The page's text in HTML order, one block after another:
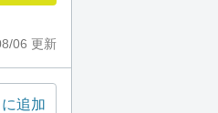
06 更新
追加